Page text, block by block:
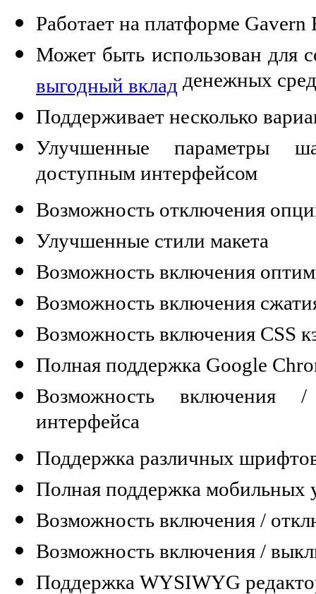
Работает на платформе Gavern
Может быть использован для
выгодный вклад денежных
Поддерживает несколько
Улучшенные параметры
доступным интерфейсом
Возможность отключения
Улучшенные стили макета
Возможность включения
Возможность включения
Возможность включения CSS
Полная поддержка Google
Возможность включения /
интерфейса
Поддержка различных
Полная поддержка мобильных
Возможность включения /
Возможность включения /
Поддержка WYSIWYG